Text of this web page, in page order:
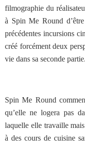
filmographie du
à Spin Me Round
précédentes incursions
créé forcément deux
vie dans sa seconde partie.
Spin Me Round
qu’elle ne logera pas
laquelle elle travaille
à des cours de cuisine